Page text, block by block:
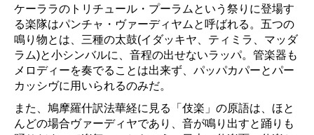
ケーララのトリチュール・プーラムという祭りに登場す
る楽隊はパンチャ・ヴァーディヤムと呼ばれる。五つの
鳴り物とは、三種の太鼓(イダッキヤ、ティミラ、マッダ
ラム)と小シンバルに、音程の出せないラッパ。管楽器も
メロディーを奏でることは出来ず、パッパカパーとパー
カッシヴに用いられるのみだ。
また、鳩摩羅什訳法華経に見る「伎楽」の原語は、ほと
んどの場合ヴァーディヤであり、音が鳴り出すと踊りも